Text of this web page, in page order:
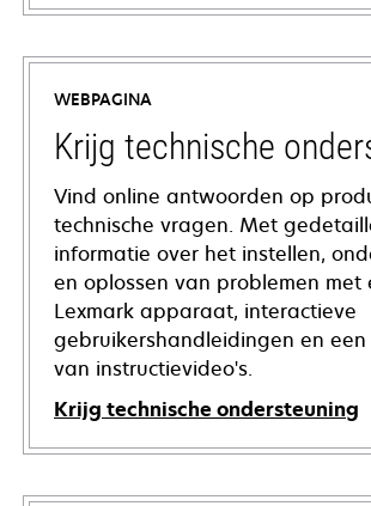
WEBPAGINA
Krijg technische
Vind online antwoorden op
technische vragen. Met
informatie over het instellen,
en oplossen van problemen met
Lexmark apparaat, interactieve
gebruikershandleidingen en een
van instructievideo's.
Krijg technische ondersteuning
opens
in